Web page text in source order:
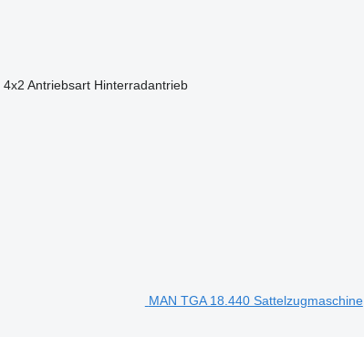
4x2 Antriebsart Hinterradantrieb
MAN TGA 18.440 Sattelzugmaschine